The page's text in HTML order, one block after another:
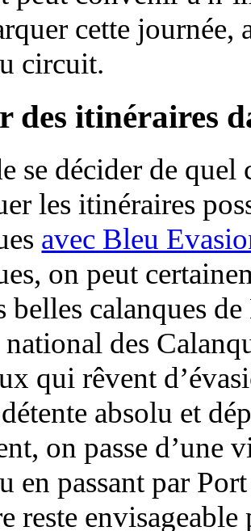
cette journée,
circuit.
des itinéraires
se décider de
les itinéraires
avec Bleu
on peut
belles calanques
des
qui rêvent
absolu et
on passe d’une
en passant par
reste